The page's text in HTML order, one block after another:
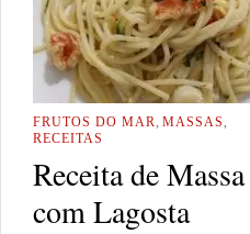
FRUTOS DO MAR, MASSAS,
RECEITAS
Receita de Massa
com Lagosta